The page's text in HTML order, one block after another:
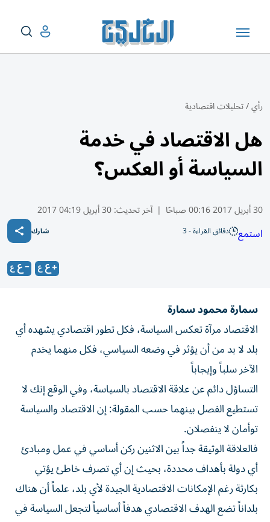
رأي/تحليلات اقتصادية
هل الاقتصاد في خدمة
السياسة أو العكس؟
30 أبريل 2017 00:16 صباحًا | آخر تحديث:30 أبريل 04:19 2017
استمع دقائق القراءة - 3 شارك
سمارة محمود سمارة
الاقتصاد مرآة تعكس السياسة، فكل تطور اقتصادي يشهده أي
بلد لا بد من أن يؤثر في وضعه السياسي، فكل منهما يخدم
الآخر سلباً وإيجاباً
التساؤل دائم عن علاقة الاقتصاد بالسياسة، وفي الوقع إنك لا
تستطيع الفصل بينهما حسب المقولة: إن الاقتصاد والسياسة
توأمان لا ينفصلان.
فالعلاقة الوثيقة جداً بين الاثنين ركن أساسي في عمل ومبادئ
أي دولة بأهداف محددة، بحيث إن أي تصرف خاطئ يؤتي
بكارثة رغم الإمكانات الاقتصادية الجيدة لأي بلد، علماً أن هناك
بلداناً تضع الهدف الاقتصادي هدفاً أساسياً لتجعل السياسة في